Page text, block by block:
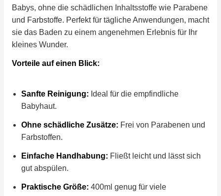
Babys, ohne die schädlichen Inhaltsstoffe wie Parabene
und Farbstoffe. Perfekt für tägliche Anwendungen, macht
sie das Baden zu einem angenehmen Erlebnis für Ihr
kleines Wunder.
Vorteile auf einen Blick:
Sanfte Reinigung: Ideal für die empfindliche
Babyhaut.
Ohne schädliche Zusätze: Frei von Parabenen und
Farbstoffen.
Einfache Handhabung: Fließt leicht und lässt sich
gut abspülen.
Praktische Größe: 400ml genug für viele